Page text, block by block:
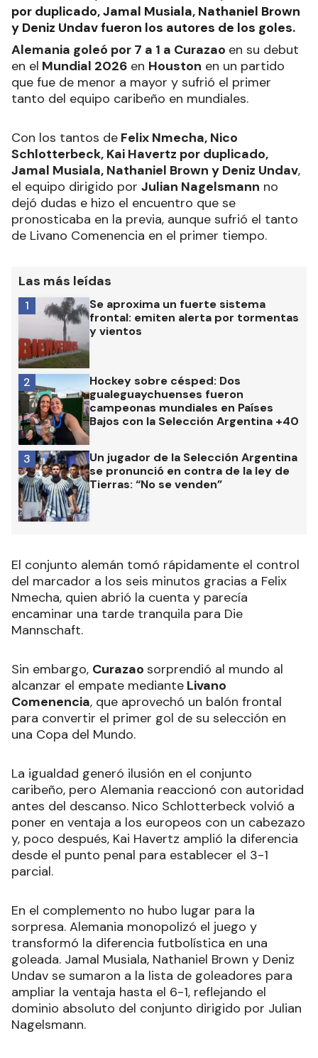
por duplicado, Jamal Musiala, Nathaniel Brown
y Deniz Undav fueron los autores de los goles.
Alemania goleó por 7 a 1 a Curazao en su debut
en el Mundial 2026 en Houston en un partido
que fue de menor a mayor y sufrió el primer
tanto del equipo caribeño en mundiales.
Con los tantos de Felix Nmecha, Nico
Schlotterbeck, Kai Havertz por duplicado,
Jamal Musiala, Nathaniel Brown y Deniz Undav,
el equipo dirigido por Julian Nagelsmann no
dejó dudas e hizo el encuentro que se
pronosticaba en la previa, aunque sufrió el tanto
de Livano Comenencia en el primer tiempo.
Las más leídas
Se aproxima un fuerte sistema
frontal: emiten alerta por tormentas
y vientos
1
Hockey sobre césped: Dos
gualeguaychuenses fueron
campeonas mundiales en Países
Bajos con la Selección Argentina +40
2
Un jugador de la Selección Argentina
se pronunció en contra de la ley de
Tierras: “No se venden”
3
El conjunto alemán tomó rápidamente el control
del marcador a los seis minutos gracias a Felix
Nmecha, quien abrió la cuenta y parecía
encaminar una tarde tranquila para Die
Mannschaft.
Sin embargo, Curazao sorprendió al mundo al
alcanzar el empate mediante Livano
Comenencia, que aprovechó un balón frontal
para convertir el primer gol de su selección en
una Copa del Mundo.
La igualdad generó ilusión en el conjunto
caribeño, pero Alemania reaccionó con autoridad
antes del descanso. Nico Schlotterbeck volvió a
poner en ventaja a los europeos con un cabezazo
y, poco después, Kai Havertz amplió la diferencia
desde el punto penal para establecer el 3-1
parcial.
En el complemento no hubo lugar para la
sorpresa. Alemania monopolizó el juego y
transformó la diferencia futbolística en una
goleada. Jamal Musiala, Nathaniel Brown y Deniz
Undav se sumaron a la lista de goleadores para
ampliar la ventaja hasta el 6-1, reflejando el
dominio absoluto del conjunto dirigido por Julian
Nagelsmann.